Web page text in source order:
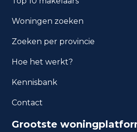
Woningen zoeken
Zoeken per provincie
Hoe het werkt?
Kennisbank
Contact
Grootste